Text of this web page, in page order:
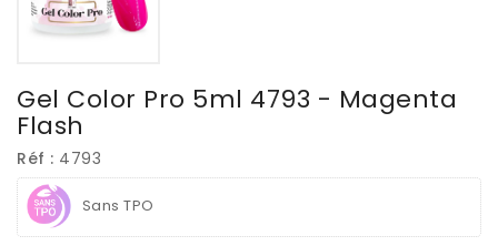
Gel Color Pro 5ml 4793 - Magenta
Flash
Réf : 4793
Sans TPO